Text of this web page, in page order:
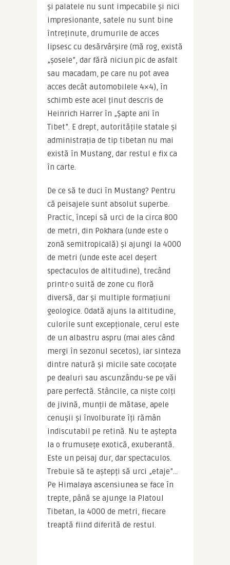
și palatele nu sunt impecabile și nici
impresionante, satele nu sunt bine
întreținute, drumurile de acces
lipsesc cu desărvârșire (mă rog, există
„șosele”, dar fără niciun pic de asfalt
sau macadam, pe care nu pot avea
acces decât automobilele 4×4), în
schimb este acel ținut descris de
Heinrich Harrer în „Șapte ani în
Tibet”. E drept, autoritățile statale și
administrația de tip tibetan nu mai
există în Mustang, dar restul e fix ca
în carte.
De ce să te duci în Mustang? Pentru
că peisajele sunt absolut superbe.
Practic, începi să urci de la circa 800
de metri, din Pokhara (unde este o
zonă semitropicală) și ajungi la 4000
de metri (unde este acel deșert
spectaculos de altitudine), trecând
printr-o suită de zone cu floră
diversă, dar și multiple formațiuni
geologice. Odată ajuns la altitudine,
culorile sunt excepționale, cerul este
de un albastru aspru (mai ales când
mergi în sezonul secetos), iar sinteza
dintre natură și micile sate cocoțate
pe dealuri sau ascunzându-se pe văi
pare perfectă. Stâncile, ca niște colți
de jivină, munții de mătase, apele
cenușii și învolburate îți rămân
indiscutabil pe retină. Nu te aștepta
la o frumusețe exotică, exuberantă.
Este un peisaj dur, dar spectaculos.
Trebuie să te aștepți să urci „etaje”…
Pe Himalaya ascensiunea se face în
trepte, până se ajunge la Platoul
Tibetan, la 4000 de metri, fiecare
treaptă fiind diferită de restul.